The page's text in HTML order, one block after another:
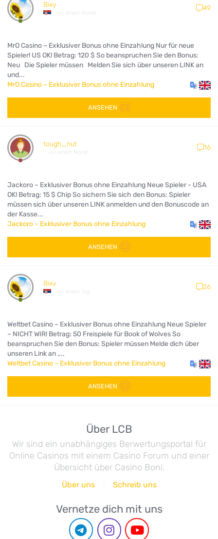
Bixy
vor einem Monat
49
MrO Casino – Exklusiver Bonus ohne Einzahlung Nur für neue
Spieler! US OK! Betrag: 120 $ So beanspruchen Sie den Bonus:
Neu Die Spieler müssen Melden Sie sich über unseren LINK an
und...
MrO Casino – Exklusiver Bonus ohne Einzahlung
ANSEHEN
tough_nut
vor einem Monat
16
Jackoro – Exklusiver Bonus ohne Einzahlung Neue Spieler - USA
OK! Betrag: 15 $ Chip So sichern Sie sich den Bonus: Spieler
müssen sich über unseren LINK anmelden und den Bonuscode an
der Kasse...
Jackoro – Exklusiver Bonus ohne Einzahlung
ANSEHEN
Bixy
vor einem Tag
26
Weltbet Casino – Exklusiver Bonus ohne Einzahlung Neue Spieler
– NICHT WIR! Betrag: 50 Freispiele für Book of Wolves So
beanspruchen Sie den Bonus: Spieler müssen Melde dich über
unseren Link an ,...
Weltbet Casino – Exklusiver Bonus ohne Einzahlung
ANSEHEN
Über LCB
Wir sind ein unabhängiges Berwertungsportal für
Online Casinos mit einem Casino Forum und einer
Übersicht über Casino Boni.
Über uns Schreib uns
Vernetze dich mit uns